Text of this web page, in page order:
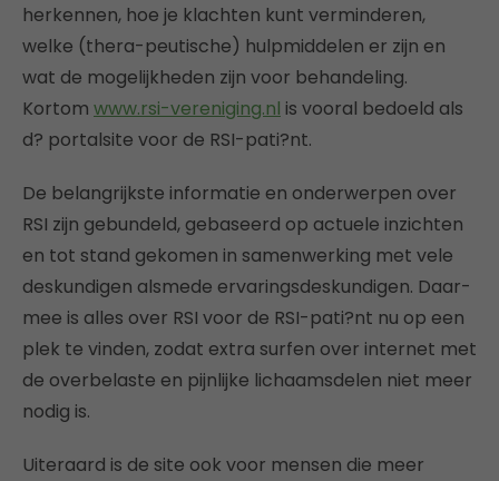
herkennen, hoe je klachten kunt verminderen,
welke (thera-peutische) hulpmiddelen er zijn en
wat de mogelijkheden zijn voor behandeling.
Kortom www.rsi-vereniging.nl is vooral bedoeld als
d? portalsite voor de RSI-pati?nt.
De belangrijkste informatie en onderwerpen over
RSI zijn gebundeld, gebaseerd op actuele inzichten
en tot stand gekomen in samenwerking met vele
deskundigen alsmede ervaringsdeskundigen. Daar-
mee is alles over RSI voor de RSI-pati?nt nu op een
plek te vinden, zodat extra surfen over internet met
de overbelaste en pijnlijke lichaamsdelen niet meer
nodig is.
Uiteraard is de site ook voor mensen die meer